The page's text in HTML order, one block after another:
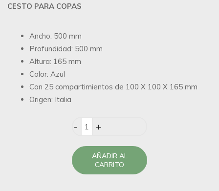
CESTO PARA COPAS
Ancho: 500 mm
Profundidad: 500 mm
Altura: 165 mm
Color: Azul
Con 25 compartimientos de 100 X 100 X 165 mm
Origen: Italia
Quantity
AÑADIR AL
CARRITO